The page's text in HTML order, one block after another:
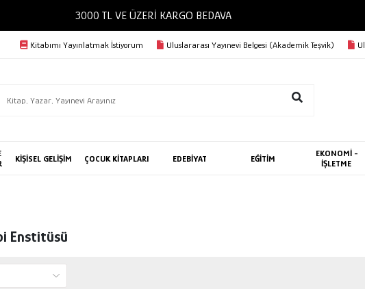
Kitabımı Yayınlatmak İstiyorum Uluslararası Yayınevi Belgesi (Akademik Teşvik)
KİŞİSEL GELİŞİM ÇOCUK KİTAPLARI EDEBİYAT EĞİTİM
EKONOMİ -
İŞLETME
Enstitüsü